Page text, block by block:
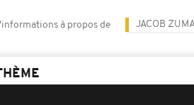
à propos de JACOB